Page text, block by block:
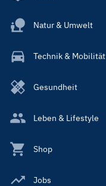
Natur & Umwelt
Technik & Mobilität
Gesundheit
Leben & Lifestyle
Shop
Jobs